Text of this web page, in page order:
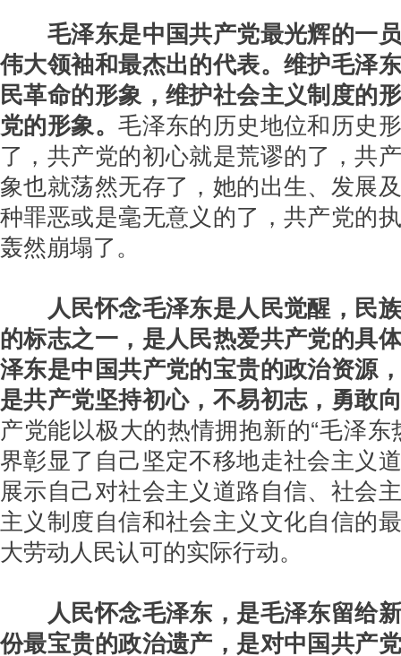
毛泽东是中国共产党最光辉的一
伟大领袖和最杰出的代表。维护毛泽
民革命的形象，维护社会主义制度的
党的形象。毛泽东的历史地位和历史
了，共产党的初心就是荒谬的了，共
象也就荡然无存了，她的出生、发展
种罪恶或是毫无意义的了，共产党的
轰然崩塌了。
人民怀念毛泽东是人民觉醒，民
的标志之一，是人民热爱共产党的具
泽东是中国共产党的宝贵的政治资源
是共产党坚持初心，不易初志，勇敢
产党能以极大的热情拥抱新的“毛泽东
界彰显了自己坚定不移地走社会主义
展示自己对社会主义道路自信、社会
主义制度自信和社会主义文化自信的
大劳动人民认可的实际行动。
人民怀念毛泽东，是毛泽东留给
份最宝贵的政治遗产，是对中国共产